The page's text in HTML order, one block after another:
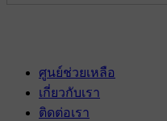
ศูนย์ช่วยเหลือ
เกี่ยวกับเรา
ติดต่อเรา